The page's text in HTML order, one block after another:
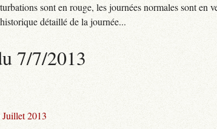
sont en rouge, les journées normales sont en
détaillé de la journée...
7/7/2013
2013